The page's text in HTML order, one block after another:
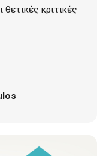
θετικές κριτικές